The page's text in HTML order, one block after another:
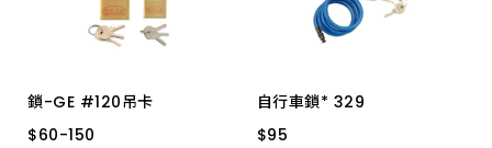
鎖-GE #120吊卡
$60-150
$60-150
自行車鎖* 329
$95
$95